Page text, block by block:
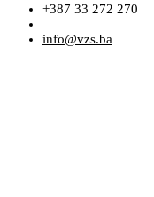
+387 33 272 270
info@vzs.ba